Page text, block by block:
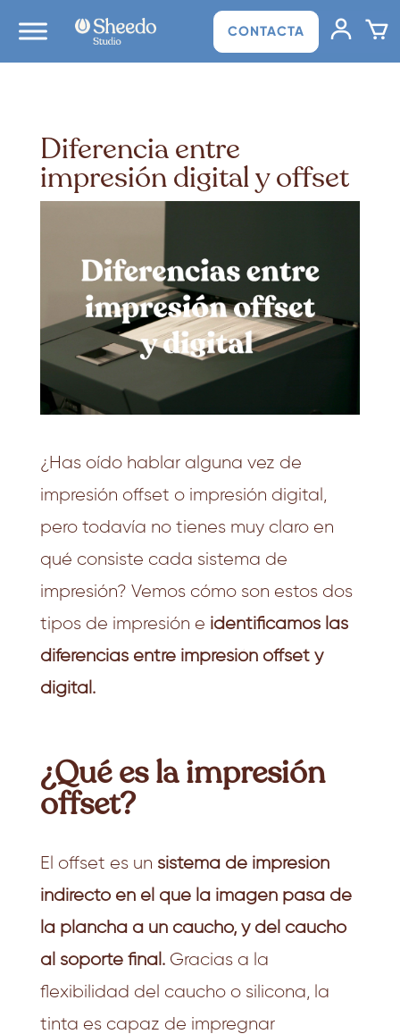
CONTACTA
Diferencia entre
impresión digital y offset
¿Has oído hablar alguna vez de
impresión offset o impresión digital,
pero todavía no tienes muy claro en
qué consiste cada sistema de
impresión? Vemos cómo son estos dos
tipos de impresión e identificamos las
diferencias entre impresión offset y
digital.
¿Qué es la impresión
offset?
El offset es un sistema de impresión
indirecto en el que la imagen pasa de
la plancha a un caucho, y del caucho
al soporte final.Gracias a la
flexibilidad del caucho o silicona, la
tinta es capaz de impregnar